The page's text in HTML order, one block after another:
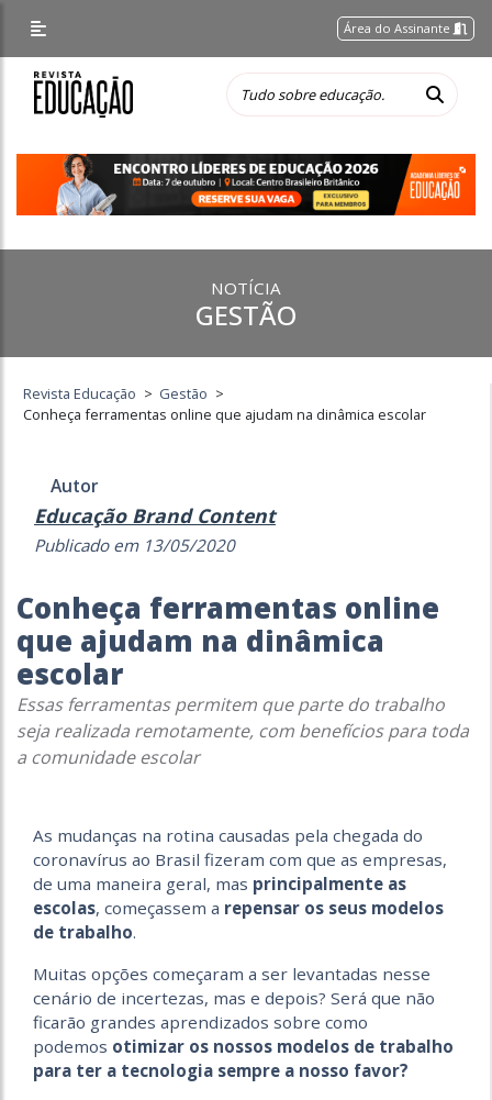
Área do Assinante
NOTÍCIA
GESTÃO
Revista Educação > Gestão >
Conheça ferramentas online que ajudam na dinâmica escolar
Autor
Educação Brand Content
Publicado em 13/05/2020
Conheça ferramentas online
que ajudam na dinâmica
escolar
Essas ferramentas permitem que parte do trabalho
seja realizada remotamente, com benefícios para toda
a comunidade escolar
As mudanças na rotina causadas pela chegada do
coronavírus ao Brasil fizeram com que as empresas,
de uma maneira geral, mas principalmente as
escolas, começassem a repensar os seus modelos
de trabalho.
Muitas opções começaram a ser levantadas nesse
cenário de incertezas, mas e depois? Será que não
ficarão grandes aprendizados sobre como
podemos otimizar os nossos modelos de trabalho
para ter a tecnologia sempre a nosso favor?